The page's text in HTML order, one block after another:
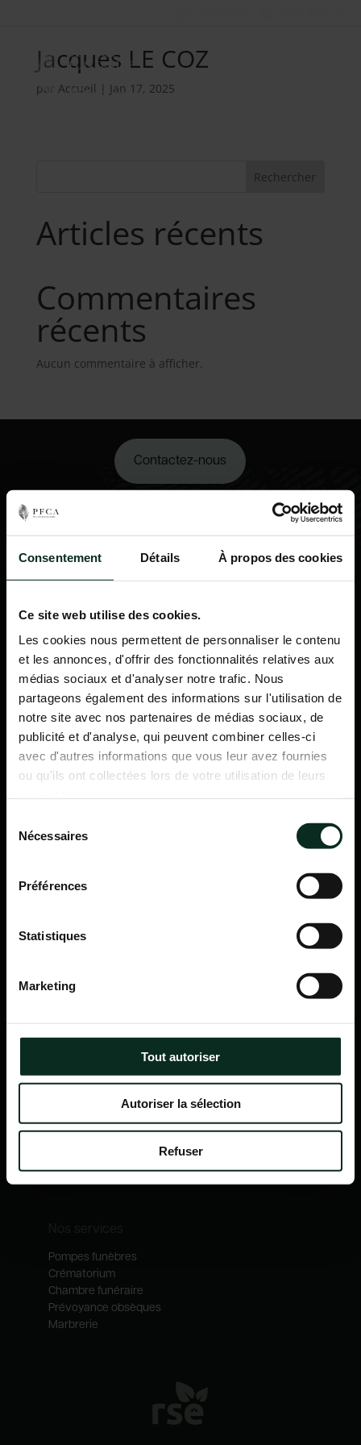
Consentement Détails À propos des cookies
Ce site web utilise des cookies.
Les cookies nous permettent de personnaliser le contenu
et les annonces, d'offrir des fonctionnalités relatives aux
médias sociaux et d'analyser notre trafic. Nous
partageons également des informations sur l'utilisation de
notre site avec nos partenaires de médias sociaux, de
publicité et d'analyse, qui peuvent combiner celles-ci
avec d'autres informations que vous leur avez fournies
ou qu'ils ont collectées lors de votre utilisation de leurs
Nécessaires
Préférences
Statistiques
Marketing
Tout autoriser
Autoriser la sélection
Refuser
Jacques LE COZ
par Accueil | Jan 17, 2025
Rechercher
Articles récents
Commentaires
récents
Aucun commentaire à afficher.
Contactez-nous
P.F.C.A Pompes Funèbres des Communes Associées
Itinéraire
Navigation
Qui sommes-nous ?
Notre catalogue
Nos métiers
Pompes funèbres
Crématorium
Chambre funéraire
Prévoyance obsèques
Marbrerie